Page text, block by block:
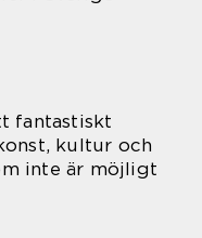
fantastiskt
kultur och
inte är möjligt